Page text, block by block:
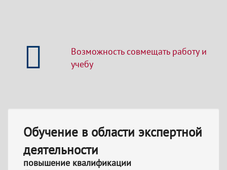
Возможность совмещать работу и
учебу
Обучение в области экспертной
деятельности
повышение квалификации